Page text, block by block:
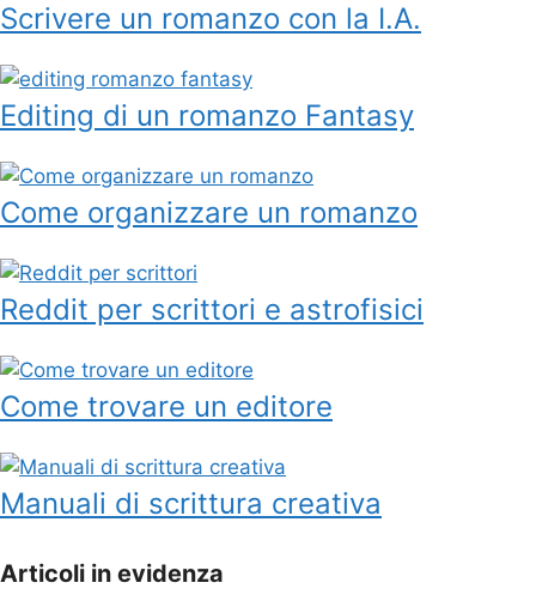
Scrivere un romanzo con la I.A.
Editing di un romanzo Fantasy
Come organizzare un romanzo
Reddit per scrittori e astrofisici
Come trovare un editore
Manuali di scrittura creativa
Articoli in evidenza